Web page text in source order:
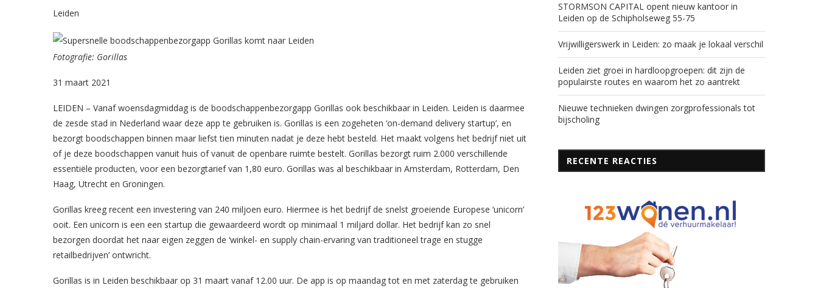
Leiden
Fotografie: Gorillas
31 maart 2021
LEIDEN – Vanaf woensdagmiddag is de boodschappenbezorgapp Gorillas ook beschikbaar in Leiden. Leiden is daarmee
de zesde stad in Nederland waar deze app te gebruiken is. Gorillas is een zogeheten ‘on-demand delivery startup’, en
bezorgt boodschappen binnen maar liefst tien minuten nadat je deze hebt besteld. Het maakt volgens het bedrijf niet uit
of je deze boodschappen vanuit huis of vanuit de openbare ruimte bestelt. Gorillas bezorgt ruim 2.000 verschillende
essentiële producten, voor een bezorgtarief van 1,80 euro. Gorillas was al beschikbaar in Amsterdam, Rotterdam, Den
Haag, Utrecht en Groningen.
Gorillas kreeg recent een investering van 240 miljoen euro. Hiermee is het bedrijf de snelst groeiende Europese ‘unicorn’
ooit. Een unicorn is een een startup die gewaardeerd wordt op minimaal 1 miljard dollar. Het bedrijf kan zo snel
bezorgen doordat het naar eigen zeggen de ‘winkel- en supply chain-ervaring van traditioneel trage en stugge
retailbedrijven’ ontwricht.
Gorillas is in Leiden beschikbaar op 31 maart vanaf 12.00 uur. De app is op maandag tot en met zaterdag te gebruiken
STORMSON CAPITAL opent nieuw kantoor in
Leiden op de Schipholseweg 55-75
Vrijwilligerswerk in Leiden: zo maak je lokaal verschil
Leiden ziet groei in hardloopgroepen: dit zijn de
populairste routes en waarom het zo aantrekt
Nieuwe technieken dwingen zorgprofessionals tot
bijscholing
RECENTE REACTIES